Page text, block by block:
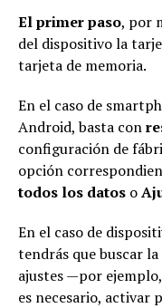
El primer paso, por
del dispositivo la
tarjeta de memoria.
En el caso de
Android, basta con
configuración de
opción
todos los datos o
En el caso de
tendrás que buscar
ajustes —por
es necesario, activar